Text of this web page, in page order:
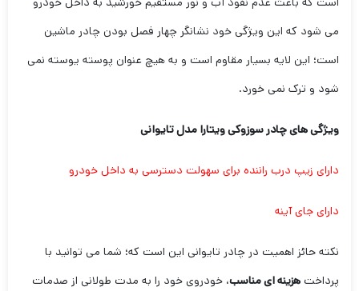
می شود که این ویژگی خود نشانگر چهار فصل بودن چادر ماشین
است؛ این لایه بسیار مقاوم است و به هیچ عنوان پوسته یوسته نمی
شود و ترک نمی خورد.
ویژگی های چادر سوزوکی ویتارا مدل تایوانی
دارای زیپ درب راننده برای سهولت دسترسی به داخل خودرو
دارای جای آینه
نکته حائز اهمیت در چادر تایوانی این است که؛ شما می توانید با
پرداخت هزینه ای مناسب، خودروی خود را به مدت طولانی از صدمات